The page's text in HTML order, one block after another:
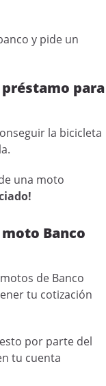
y pide un
para
la bicicleta
una moto
Banco
de Banco
tu cotización
por parte del
tu cuenta